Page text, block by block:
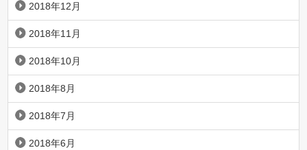
2018年12月
2018年11月
2018年10月
2018年8月
2018年7月
2018年6月